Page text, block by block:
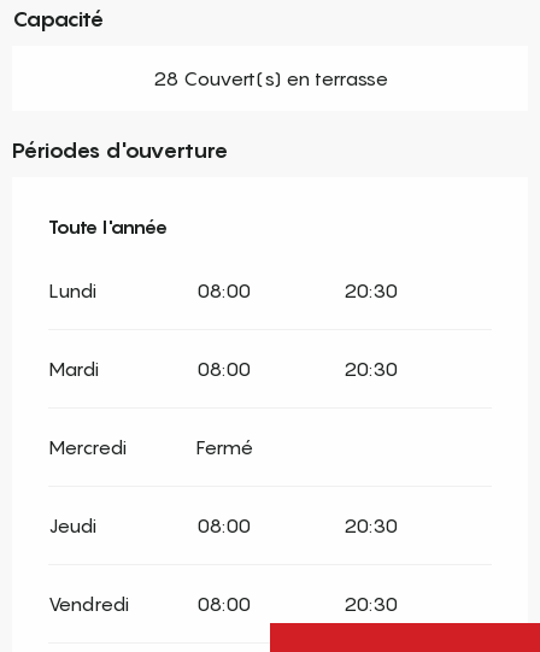
Capacité
28 Couvert(s) en terrasse
Périodes d'ouverture
Toute l'année
Toute l'année
Lundi 08:00 20:30
Mardi 08:00 20:30
Mercredi Fermé
Jeudi 08:00 20:30
Vendredi 08:00 20:30